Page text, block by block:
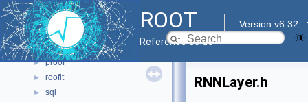
ROOT
Version v6.32
Reference Guide
► main
► math
► montecarlo
► net
► proof
► roofit
► sql
RNNLayer.h